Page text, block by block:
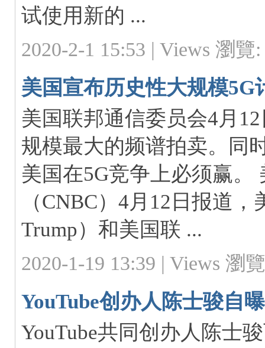
试使用新的 ...
2020-2-1 15:53 | Views 瀏覽
美国宣布历史性大规模
美国联邦通信委员会4月
规模最大的频谱拍卖。同
美国在5G竞争上必须赢
（CNBC）4月12日报道
Trump）和美国联 ...
2020-1-19 13:39 | Views 瀏
YouTube创办人陈士骏自
YouTube共同创办人陈士